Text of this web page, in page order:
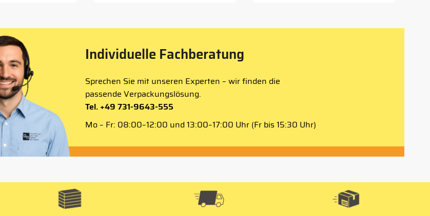
Individuelle Fachberatung
Sprechen Sie mit unseren Experten – wir finden die
passende Verpackungslösung.
Tel. +49 731-9643-555
Mo – Fr: 08:00–12:00 und 13:00–17:00 Uhr (Fr bis 15:30 Uhr)